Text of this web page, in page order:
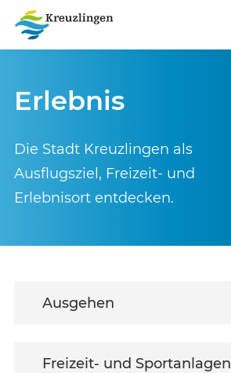
Erlebnis
Die Stadt Kreuzlingen als
Ausflugsziel, Freizeit- und
Erlebnisort entdecken.
Ausgehen
Freizeit- und Sportanlagen